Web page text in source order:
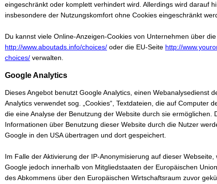
eingeschränkt oder komplett verhindert wird. Allerdings wird darauf
insbesondere der Nutzungskomfort ohne Cookies eingeschränkt
Du kannst viele Online-Anzeigen-Cookies von Unternehmen über
http://www.aboutads.info/choices/ oder die EU-Seite http://
choices/ verwalten.
Google Analytics
Dieses Angebot benutzt Google Analytics, einen Webanalysedienst
Analytics verwendet sog. „Cookies“, Textdateien, die auf Computer
die eine Analyse der Benutzung der Website durch sie ermöglichen.
Informationen über Benutzung dieser Website durch die Nutzer
Google in den USA übertragen und dort gespeichert.
Im Falle der Aktivierung der IP-Anonymisierung auf dieser
Google jedoch innerhalb von Mitgliedstaaten der Europäischen
des Abkommens über den Europäischen Wirtschaftsraum zuvor